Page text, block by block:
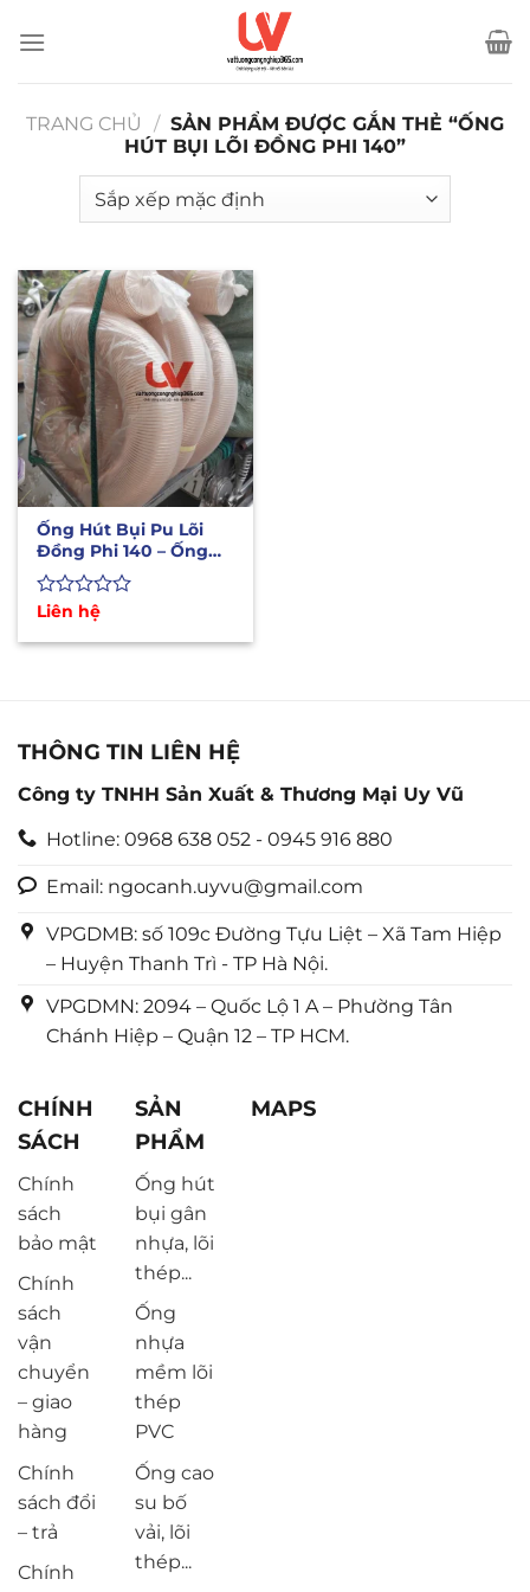
qua
TRANG CHỦ
/ SẢN PHẨM ĐƯỢC GẮN THẺ “ỐNG
HÚT BỤI LÕI ĐỒNG PHI 140”
Ống Hút Bụi Pu Lõi
Đồng Phi 140 – Ống
Hút Trấu, Mùn Cưa
Được
hạng
Liên hệ
THÔNG TIN LIÊN HỆ
Công ty TNHH Sản Xuất & Thương Mại Uy Vũ
Hotline: 0968 638 052 - 0945 916 880
Email: ngocanh.uyvu@gmail.com
VPGDMB: số 109c Đường Tựu Liệt – Xã Tam Hiệp
– Huyện Thanh Trì - TP Hà Nội.
VPGDMN: 2094 – Quốc Lộ 1 A – Phường Tân
Chánh Hiệp – Quận 12 – TP HCM.
CHÍNH
SÁCH
Chính
sách
bảo mật
Chính
sách
vận
chuyển
– giao
hàng
Chính
sách đổi
– trả
Chính
SẢN
PHẨM
Ống hút
bụi gân
nhựa, lõi
thép...
Ống
nhựa
mềm lõi
thép
PVC
Ống cao
su bố
vải, lõi
thép...
MAPS